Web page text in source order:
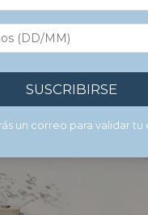
SUSCRIBIRSE
un correo para validar tu